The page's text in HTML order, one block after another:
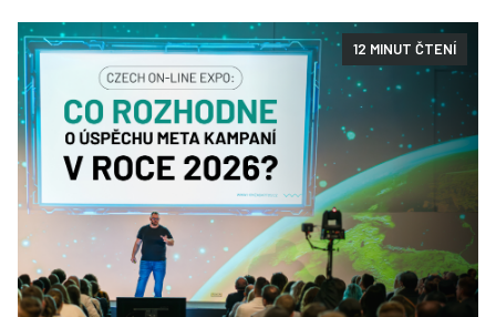
12 MINUT ČTENÍ